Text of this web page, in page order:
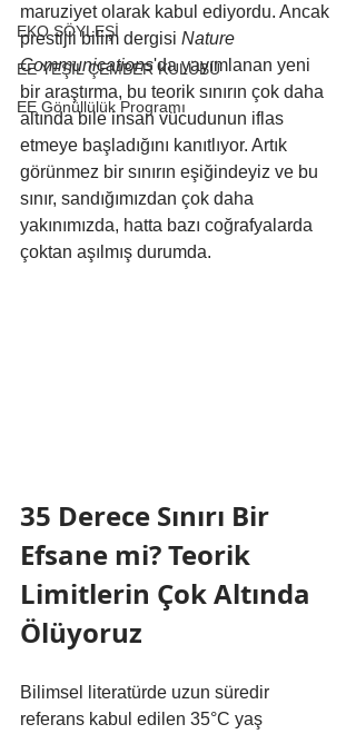
EKO SÖYLEŞİ
EE YEŞİL ÇEMBER KULÜBÜ
EE Gönüllülük Programı
maruziyet olarak kabul ediyordu. Ancak
prestijli bilim dergisi Nature
Communications'da yayımlanan yeni
bir araştırma, bu teorik sınırın çok daha
altında bile insan vücudunun iflas
etmeye başladığını kanıtlıyor. Artık
görünmez bir sınırın eşiğindeyiz ve bu
sınır, sandığımızdan çok daha
yakınımızda, hatta bazı coğrafyalarda
çoktan aşılmış durumda.
35 Derece Sınırı Bir
Efsane mi? Teorik
Limitlerin Çok Altında
Ölüyoruz
Bilimsel literatürde uzun süredir
referans kabul edilen 35°C yaş